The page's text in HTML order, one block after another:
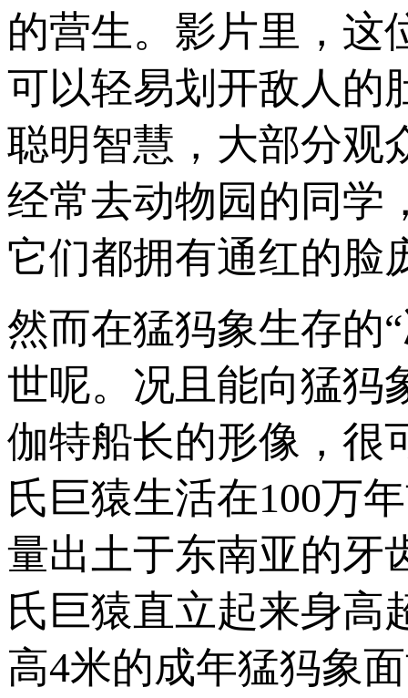
的营生。影片里，这
可以轻易划开敌人的
聪明智慧，大部分观
经常去动物园的同学
它们都拥有通红的脸
然而在猛犸象生存的
世呢。况且能向猛犸
伽特船长的形像，很
氏巨猿生活在100万
量出土于东南亚的牙
氏巨猿直立起来身高
高4米的成年猛犸象